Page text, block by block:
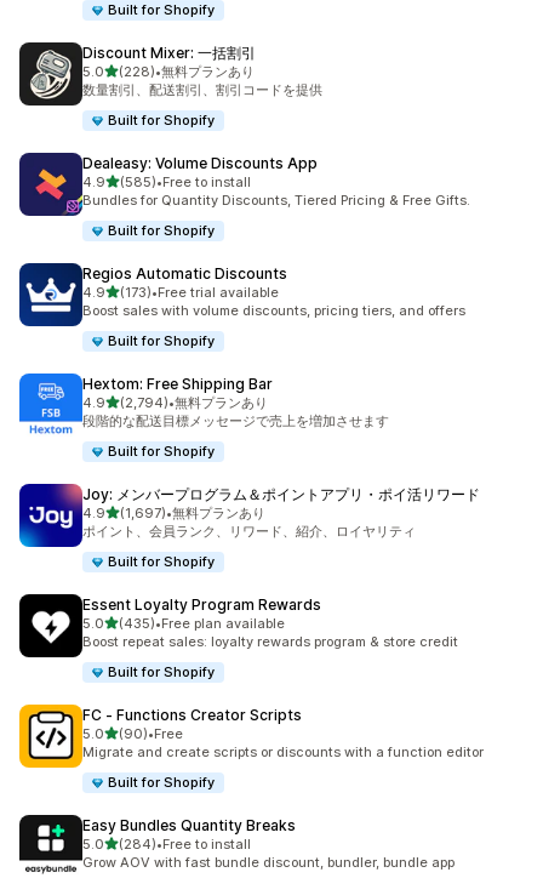
Built for Shopify
Discount Mixer: 一括割引
5.05つ星中
(228)
合計レビュー数：228件
•無料プランあり
数量割引、配送割引、割引コードを提供
Built for Shopify
Dealeasy: Volume Discounts App
4.95つ星中
(585)
合計レビュー数：585件
•Free to install
Bundles for Quantity Discounts, Tiered Pricing & Free Gifts.
Built for Shopify
Regios Automatic Discounts
4.95つ星中
(173)
合計レビュー数：173件
•Free trial available
Boost sales with volume discounts, pricing tiers, and offers
Built for Shopify
Hextom: Free Shipping Bar
4.95つ星中
(2,794)
合計レビュー数：2794件
•無料プランあり
段階的な配送目標メッセージで売上を増加させます
Built for Shopify
Joy: メンバープログラム＆ポイントアプリ・ポイ活リワード
4.95つ星中
(1,697)
合計レビュー数：1697件
•無料プランあり
ポイント、会員ランク、リワード、紹介、ロイヤリティ
Built for Shopify
Essent Loyalty Program Rewards
5.05つ星中
(435)
合計レビュー数：435件
•Free plan available
Boost repeat sales: loyalty rewards program & store credit
Built for Shopify
FC ‑ Functions Creator Scripts
5.05つ星中
(90)
合計レビュー数：90件
•Free
Migrate and create scripts or discounts with a function editor
Built for Shopify
Easy Bundles Quantity Breaks
5.05つ星中
(284)
合計レビュー数：284件
•Free to install
Grow AOV with fast bundle discount, bundler, bundle app